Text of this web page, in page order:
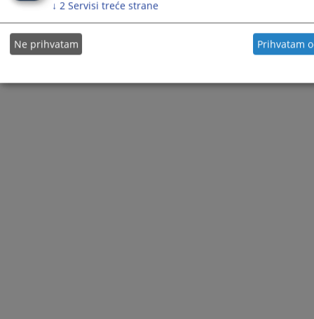
↓ 2 Servisi treće strane
Ne prihvatam Prihvatam